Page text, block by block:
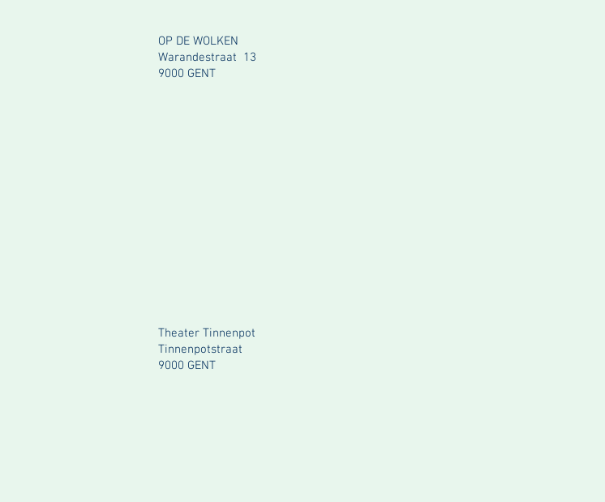
OP DE WOLKEN
Warandestraat 13
9000 GENT
Theater Tinnenpot
Tinnenpotstraat
9000 GENT